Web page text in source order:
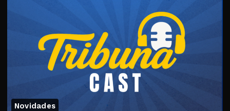
Novidades